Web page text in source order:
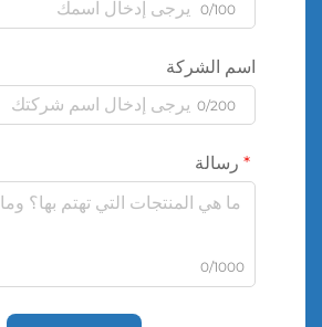
0/100
اسم الشركة
0/200
رسالة
0/1000